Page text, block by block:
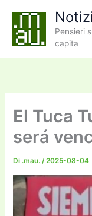
contenuto
Pensieri
capita
El Tuca
será
Di .mau./2025-08-04